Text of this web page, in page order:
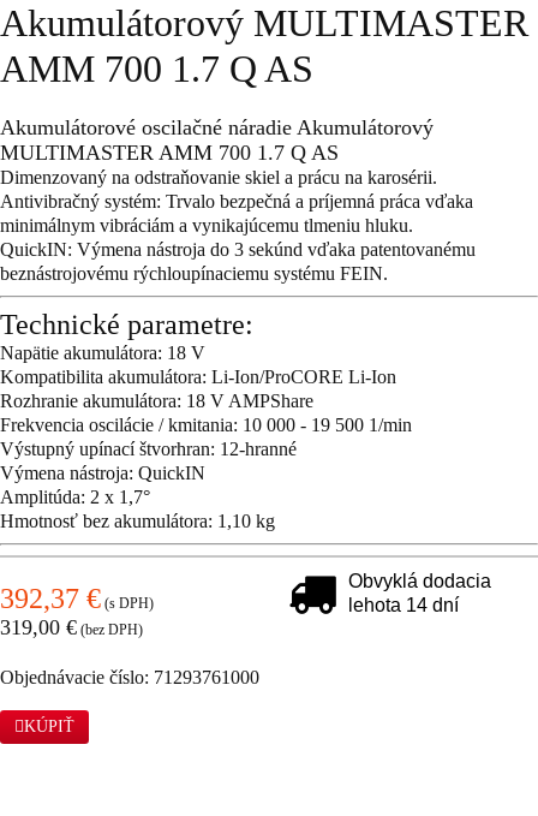
Akumulátorový MULTIMASTER
AMM 700 1.7 Q AS
Akumulátorové oscilačné náradie Akumulátorový
MULTIMASTER AMM 700 1.7 Q AS
Dimenzovaný na odstraňovanie skiel a prácu na karosérii.
Antivibračný systém: Trvalo bezpečná a príjemná práca vďaka
minimálnym vibráciám a vynikajúcemu tlmeniu hluku.
QuickIN: Výmena nástroja do 3 sekúnd vďaka patentovanému
beznástrojovému rýchloupínaciemu systému FEIN.
Technické parametre:
Napätie akumulátora: 18 V
Kompatibilita akumulátora: Li-Ion/ProCORE Li-Ion
Rozhranie akumulátora: 18 V AMPShare
Frekvencia oscilácie / kmitania: 10 000 - 19 500 1/min
Výstupný upínací štvorhran: 12-hranné
Výmena nástroja: QuickIN
Amplitúda: 2 x 1,7°
Hmotnosť bez akumulátora: 1,10 kg
392,37 € (s DPH)
319,00 € (bez DPH)
Obvyklá dodacia
lehota 14 dní
Objednávacie číslo: 71293761000
KÚPIŤ